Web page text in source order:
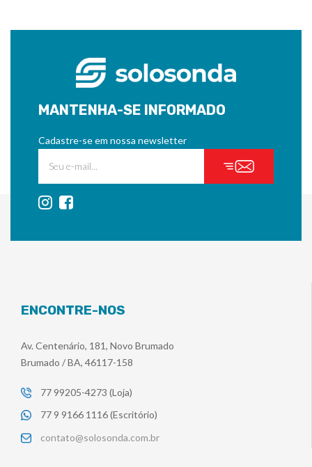
MANTENHA-SE INFORMADO
Cadastre-se em nossa newsletter
ENCONTRE-NOS
Av. Centenário, 181, Novo Brumado
Brumado / BA, 46117-158
77 99205-4273 (Loja)
77 9 9166 1116 (Escritório)
contato@solosonda.com.br